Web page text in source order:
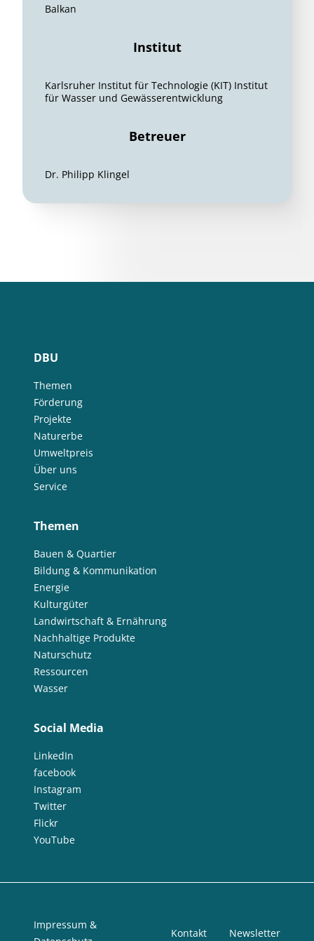
Balkan
Institut
Karlsruher Institut für Technologie (KIT) Institut
für Wasser und Gewässerentwicklung
Betreuer
Dr. Philipp Klingel
DBU
Themen
Förderung
Projekte
Naturerbe
Umweltpreis
Über uns
Service
Themen
Bauen & Quartier
Bildung & Kommunikation
Energie
Kulturgüter
Landwirtschaft & Ernährung
Nachhaltige Produkte
Naturschutz
Ressourcen
Wasser
Social Media
LinkedIn
facebook
Instagram
Twitter
Flickr
YouTube
Impressum &
Kontakt Newsletter